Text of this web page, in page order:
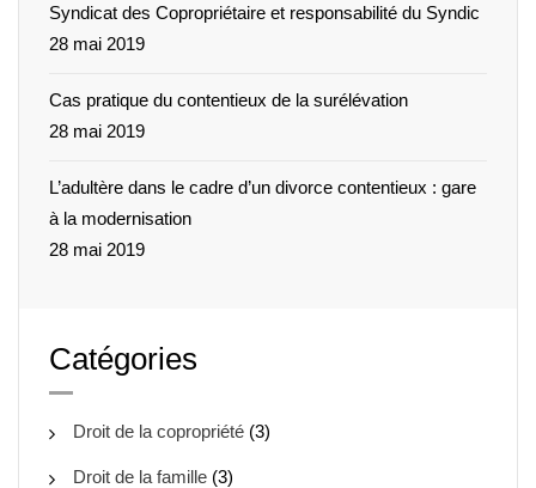
Syndicat des Copropriétaire et responsabilité du Syndic
28 mai 2019
Cas pratique du contentieux de la surélévation
28 mai 2019
L’adultère dans le cadre d’un divorce contentieux : gare
à la modernisation
28 mai 2019
Catégories
Droit de la copropriété (3)
Droit de la famille (3)